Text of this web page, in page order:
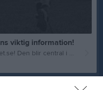
viktig information!
Välkommen till er nya lagsida på laget.se! Den blir central i all kommunikation mellan spelare, ledare, föräldrar och andra intresserade. För att komma igång direkt med en bra kommunikation i och omkring laget finns ett antal viktiga punkter för sidans administratör: • Logga in och lägga till alla spelare och ledare under Medlemmar. • Fylla på kalendern med alla inplanerade aktiviteter. Matcher läggs till via Serier medan träningar och andra aktiviteter läggs till via Aktiviteter. • Skriv nyheter löpande och berätta om verksamheten. I takt med att nya nyheter läggs till kommer den här nyhetstexten att försvinna. Om någon i laget har frågor om laget.se är man alltid välkommen att kontakta vår support på support@laget.se eller 019-15 44 00. Varmt välkomna till laget.se!